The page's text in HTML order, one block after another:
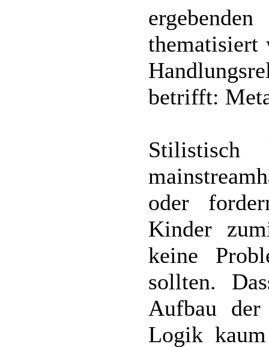
thematisiert
betrifft:
oder
Kinder
keine
sollten.
Aufbau
Logik